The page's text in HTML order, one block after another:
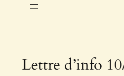
Lettre d’info